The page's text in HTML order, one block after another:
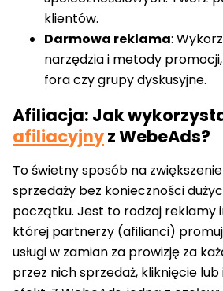
klientów.
Darmowa reklama:
narzędzia i metody
fora czy grupy dyskusyjne.
Afiliacja: Jak
afiliacyjnyz WebeAds?
To świetny sposób na
sprzedaży bez konieczności
początku. Jest to rodzaj reklamy
której partnerzy (afilianci)
usługi w zamian za prowizję za
przez nich sprzedaż, kliknięcie